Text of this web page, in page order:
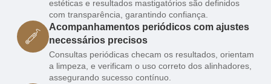
estéticas e resultados mastigatórios são definidos
com transparência, garantindo confiança.
Acompanhamentos periódicos com ajustes
necessários precisos
Consultas periódicas checam os resultados, orientam
a limpeza, e verificam o uso correto dos alinhadores,
assegurando sucesso contínuo.